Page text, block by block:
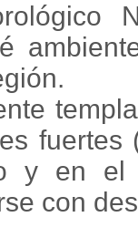
y en el
con